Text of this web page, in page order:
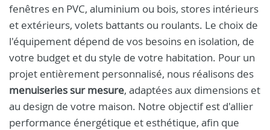
fenêtres en PVC, aluminium ou bois, stores intérieurs
et extérieurs, volets battants ou roulants. Le choix de
l'équipement dépend de vos besoins en isolation, de
votre budget et du style de votre habitation. Pour un
projet entièrement personnalisé, nous réalisons des
menuiseries sur mesure, adaptées aux dimensions et
au design de votre maison. Notre objectif est d'allier
performance énergétique et esthétique, afin que